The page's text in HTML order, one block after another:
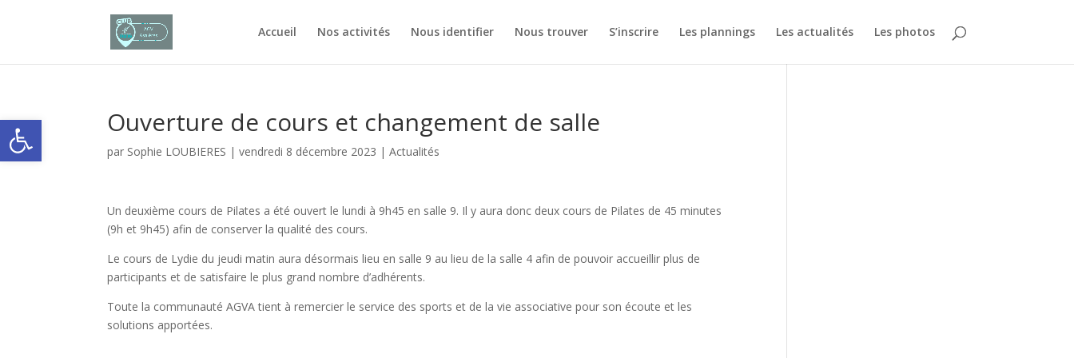
Ouvrir la barre d’outils
Accueil Nos activités Nous identifier Nous trouver S’inscrire Les plannings Les actualités Les photos
Ouverture de cours et changement de salle
par Sophie LOUBIERES |vendredi 8 décembre 2023 |Actualités
Un deuxième cours de Pilates a été ouvert le lundi à 9h45 en salle 9. Il y aura donc deux cours de Pilates de 45 minutes
(9h et 9h45) afin de conserver la qualité des cours.
Le cours de Lydie du jeudi matin aura désormais lieu en salle 9 au lieu de la salle 4 afin de pouvoir accueillir plus de
participants et de satisfaire le plus grand nombre d’adhérents.
Toute la communauté AGVA tient à remercier le service des sports et de la vie associative pour son écoute et les
solutions apportées.